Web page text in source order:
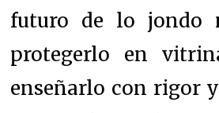
futuro de lo jondo
protegerlo en
enseñarlo con rigor